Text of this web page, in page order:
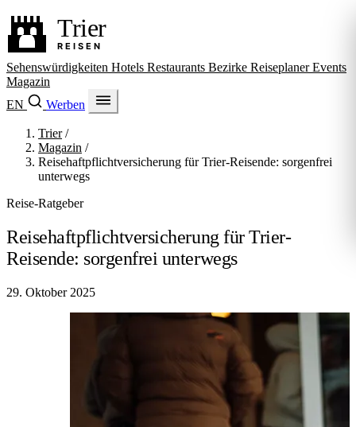
Sehenswürdigkeiten Hotels Restaurants Bezirke ReiseplanerEvents
Magazin
EN
Werben
Trier /
Magazin /
Reisehaftpflichtversicherung für Trier-Reisende: sorgenfrei
unterwegs
Reise-Ratgeber
Reisehaftpflichtversicherung für Trier-
Reisende: sorgenfrei unterwegs
29. Oktober 2025